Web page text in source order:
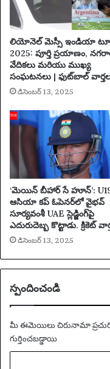
న
ట
న్
ప
ర
ణా
దీ
అ
ర్థం
ఏ
మి
టి
వ
ర
లియోనెల్ మెస్సీ ఇండియా
2025: పూర్తి ప్రయాణం,
వేదికలు మరియు ముఖ్య
సంఘటనలు | ఫుట్‌బాల్
డిసెంబర్ 13, 2025
‘మెయిన్ బీహార్ సే హూన్’:
ఆసియా కప్ ఓపెనర్‌లో వైభవ్
సూర్యవంశీ UAE స్లెడ్జింగ్‌పై
ఎదురుదెబ్బ కొట్టాడు. క్రికెట్
డిసెంబర్ 13, 2025
స్పందించండి
మీ ఈమెయిలు చిరునామా
గుర్తించబడ్డాయి